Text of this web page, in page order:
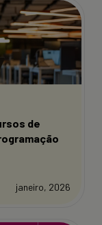
de
janeiro, 2026